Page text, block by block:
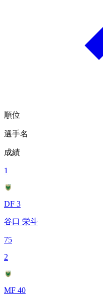
順位
選手名
成績
1
DF 3
谷口 栄斗
75
2
MF 40